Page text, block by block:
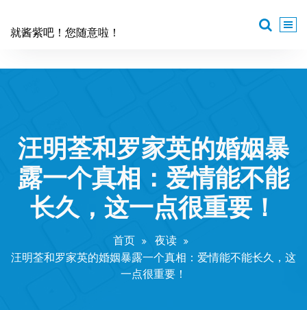
就酱紫吧！您随意啦！
汪明荃和罗家英的婚姻暴
露一个真相：爱情能不能
长久，这一点很重要！
首页
夜读
汪明荃和罗家英的婚姻暴露一个真相：爱情能不能长久，这
一点很重要！